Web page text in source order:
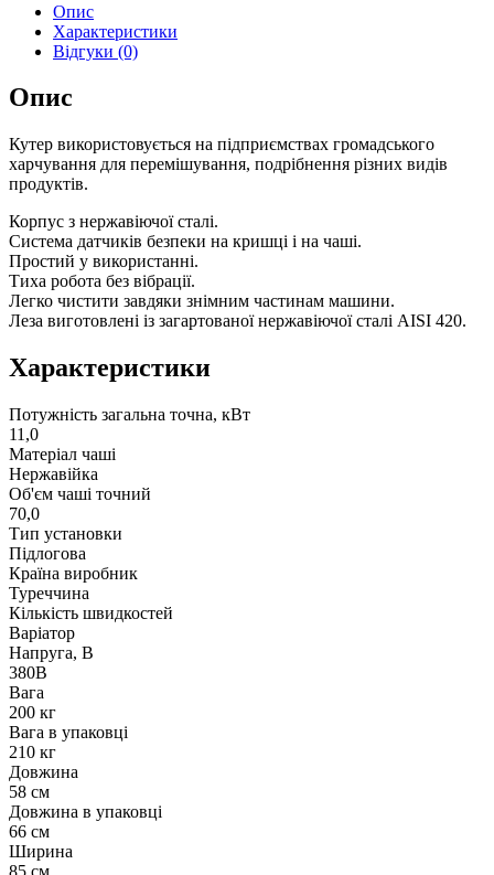
Опис
Характеристики
Відгуки (0)
Опис
Кутер використовується на підприємствах громадського
харчування для перемішування, подрібнення різних видів
продуктів.
Корпус з нержавіючої сталі.
Система датчиків безпеки на кришці і на чаші.
Простий у використанні.
Тиха робота без вібрації.
Легко чистити завдяки знімним частинам машини.
Леза виготовлені із загартованої нержавіючої сталі AISI 420.
Характеристики
Потужність загальна точна, кВт
11,0
Матеріал чаші
Нержавійка
Об'єм чаші точний
70,0
Тип установки
Підлогова
Країна виробник
Туреччина
Кількість швидкостей
Варіатор
Напруга, В
380В
Вага
200 кг
Вага в упаковці
210 кг
Довжина
58 см
Довжина в упаковці
66 см
Ширина